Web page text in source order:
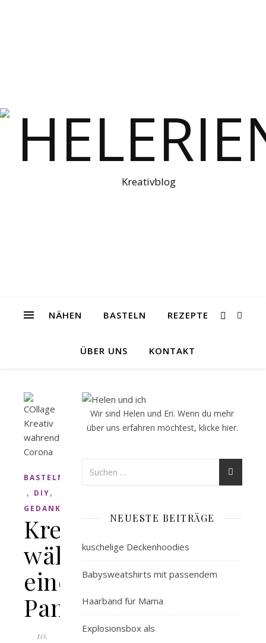
Kreativblog
NÄHEN BASTELN REZEPTE
ÜBER UNS KONTAKT
BASTELN
, DIY,
GEDANKEN
Kreativität
während
einer
Pandemie
10.
Wir sind Helen und Eri. Wenn du mehr
über uns erfahren möchtest, klicke hier.
NEUESTE BEITRÄGE
kuschelige Deckenhoodies
Babysweatshirts mit passendem
Haarband für Mama
Explosionsbox als